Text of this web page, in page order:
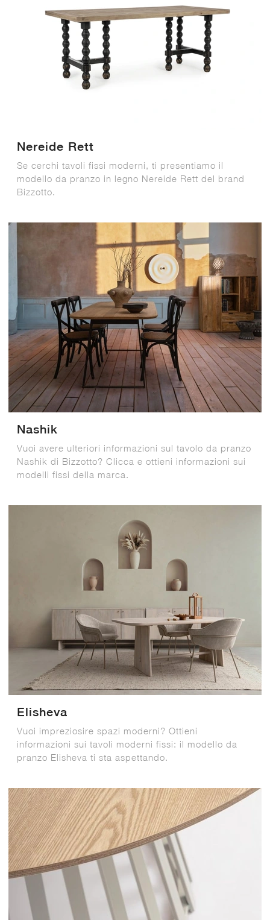
Nereide Rett
Se cerchi tavoli fissi moderni, ti presentiamo il
modello da pranzo in legno Nereide Rett del brand
Bizzotto.
Nashik
Vuoi avere ulteriori informazioni sul tavolo da pranzo
Nashik di Bizzotto? Clicca e ottieni informazioni sui
modelli fissi della marca.
Elisheva
Vuoi impreziosire spazi moderni? Ottieni
informazioni sui tavoli moderni fissi: il modello da
pranzo Elisheva ti sta aspettando.